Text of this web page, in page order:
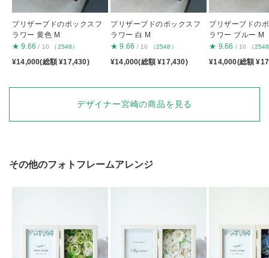
プリザーブドのボックスフ
ラワー 黄色 M
★ 9.66 / 10 （2548）
¥14,000(総額 ¥17,430)
プリザーブドのボックスフ
ラワー 白 M
★ 9.66 / 10 （2548）
¥14,000(総額 ¥17,430)
プリザーブドの
ラワー ブルー M
★ 9.66 / 10 （
¥14,000(総額
デザイナー宮崎の商品を見る
その他のフォトフレームアレンジ